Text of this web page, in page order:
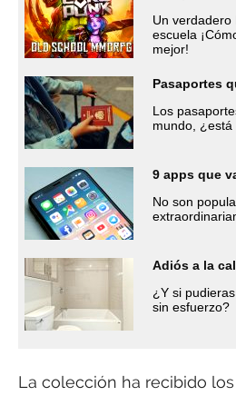
Un verdadero
escuela
mejor!
Pasaportes
Los
mundo, ¿está
9 apps que
No son
Adiós a la
¿Y si
sin esfuerzo?
La colección ha recibido